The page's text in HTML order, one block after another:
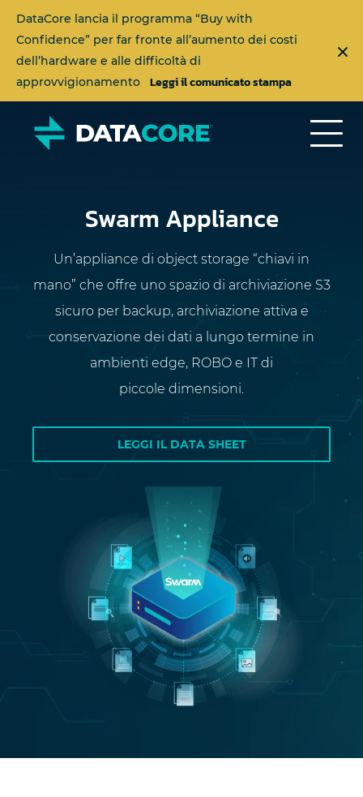
DataCore lancia il programma “Buy with
Confidence” per far fronte all’aumento dei costi
dell’hardware e alle difficoltà di
approvvigionamento
Leggi il comunicato stampa
Swarm Appliance
Un’appliance di object storage “chiavi in
mano” che offre uno spazio di archiviazione S3
sicuro per backup, archiviazione attiva e
conservazione dei dati a lungo termine in
ambienti edge, ROBO e IT di
piccole dimensioni.
LEGGI IL DATA SHEET